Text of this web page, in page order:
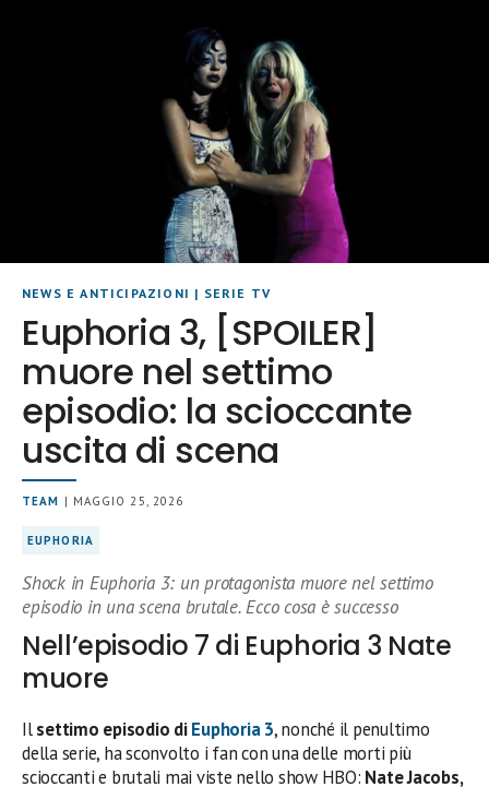
NEWS E ANTICIPAZIONI | SERIE TV
Euphoria 3, [SPOILER]
muore nel settimo
episodio: la scioccante
uscita di scena
TEAM | MAGGIO 25, 2026
EUPHORIA
Shock in Euphoria 3: un protagonista muore nel settimo
episodio in una scena brutale. Ecco cosa è successo
Nell’episodio 7 di Euphoria 3 Nate
muore
Ilsettimo episodio diEuphoria 3, nonché il penultimo
della serie, ha sconvolto i fan con una delle morti più
scioccanti e brutali mai viste nello show HBO: Nate Jacobs,